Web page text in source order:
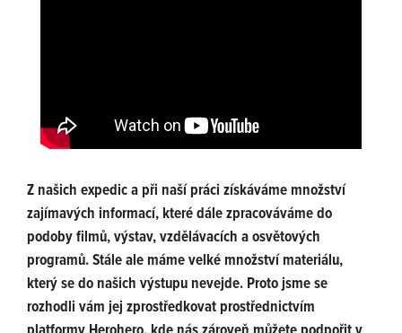
Z našich expedic a při naší práci získáváme množství
zajímavých informací, které dále zpracováváme do
podoby filmů, výstav, vzdělávacích a osvětových
programů. Stále ale máme velké množství materiálu,
který se do našich výstupu nevejde. Proto jsme se
rozhodli vám jej zprostředkovat prostřednictvím